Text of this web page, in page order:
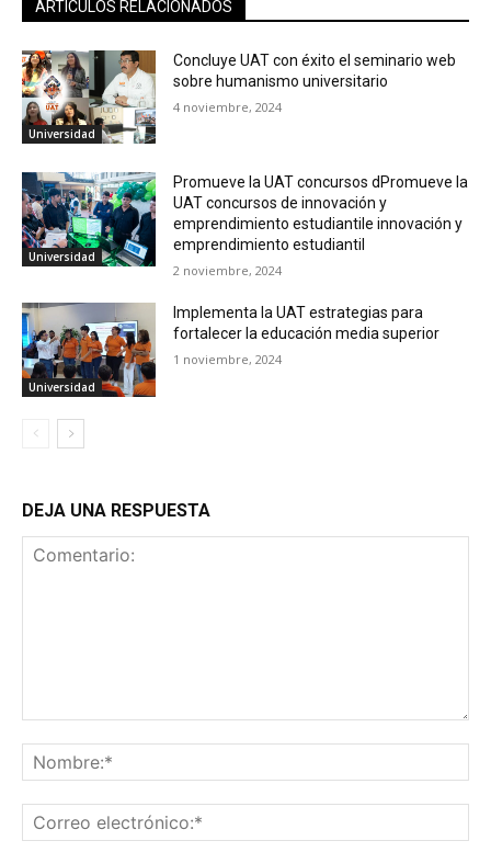
ARTICULOS RELACIONADOS
Universidad
Concluye UAT con éxito el seminario web
sobre humanismo universitario
4 noviembre, 2024
Universidad
Promueve la UAT concursos dPromueve la
UAT concursos de innovación y
emprendimiento estudiantile innovación y
emprendimiento estudiantil
2 noviembre, 2024
Universidad
Implementa la UAT estrategias para
fortalecer la educación media superior
1 noviembre, 2024
DEJA UNA RESPUESTA